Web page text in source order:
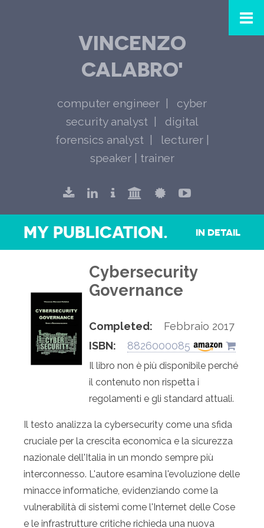
VINCENZO
CALABRO'
computer engineer
cyber
security analyst
digital
forensics analyst
lecturer |
speaker | trainer
MY PUBLICATION. IN DETAIL
Cybersecurity
Governance
Completed:
Febbraio 2017
ISBN:
8826000085
Il libro non è più disponibile perché
il contenuto non rispetta i
regolamenti e gli standard attuali.
Il testo analizza la cybersecurity come una sfida
cruciale per la crescita economica e la sicurezza
nazionale dell'Italia in un mondo sempre più
interconnesso. L'autore esamina l'evoluzione delle
minacce informatiche, evidenziando come la
vulnerabilità di sistemi come l'Internet delle Cose
e le infrastrutture critiche richieda una nuova